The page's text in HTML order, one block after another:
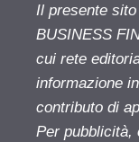
Il presente
BUSINESS
cui rete
informazione
contributo di
Per pubblicità,